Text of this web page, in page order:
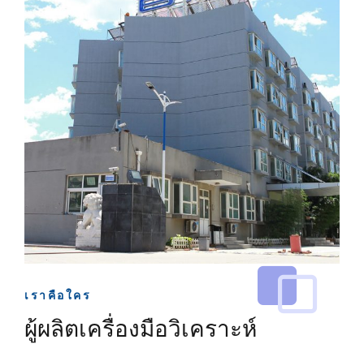
เราคือใคร
ผู้ผลิตเครื่องมือวิเคราะห์